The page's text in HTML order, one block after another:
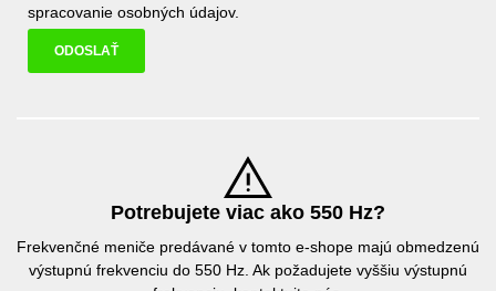
spracovanie osobných údajov.
ODOSLAŤ
Potrebujete viac ako 550 Hz?
Frekvenčné meniče predávané v tomto e-shope majú obmedzenú
výstupnú frekvenciu do 550 Hz. Ak požadujete vyššiu výstupnú